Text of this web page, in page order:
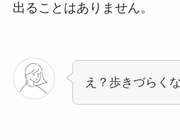
出ることはありません。
え？歩きづらく